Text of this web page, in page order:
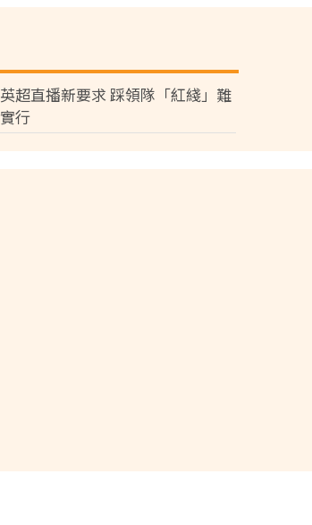
英超直播新要求 踩領隊「紅綫」難
實行